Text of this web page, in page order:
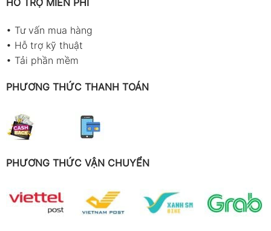
• Tư vấn mua hàng
• Hỗ trợ kỹ thuật
• Tải phần mềm
PHƯƠNG THỨC THANH TOÁN
PHƯƠNG THỨC VẬN CHUYỂN